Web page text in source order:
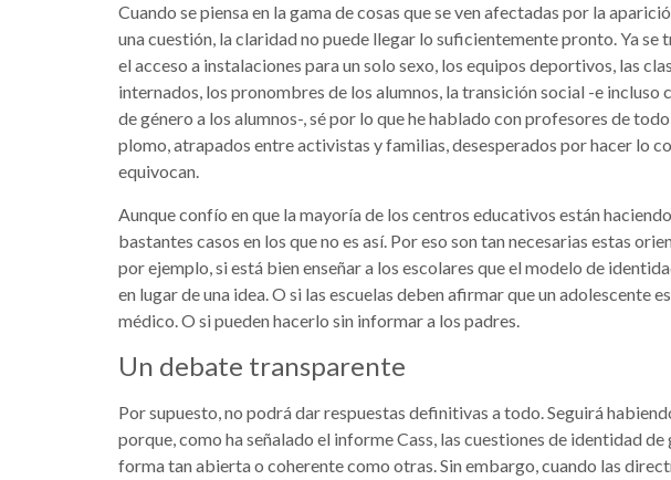
Cuando se piensa en la gama de cosas que se ven afectadas por la
una cuestión, la claridad no puede llegar lo suficientemente pronto. Ya se
el acceso a instalaciones para un solo sexo, los equipos deportivos, las
internados, los pronombres de los alumnos, la transición social -e incluso
de género a los alumnos-, sé por lo que he hablado con profesores de
plomo, atrapados entre activistas y familias, desesperados por hacer lo
equivocan.
Aunque confío en que la mayoría de los centros educativos están
bastantes casos en los que no es así. Por eso son tan necesarias estas
por ejemplo, si está bien enseñar a los escolares que el modelo de
en lugar de una idea. O si las escuelas deben afirmar que un adolescente
médico. O si pueden hacerlo sin informar a los padres.
Un debate transparente
Por supuesto, no podrá dar respuestas definitivas a todo. Seguirá
porque, como ha señalado el informe Cass, las cuestiones de identidad
forma tan abierta o coherente como otras. Sin embargo, cuando las